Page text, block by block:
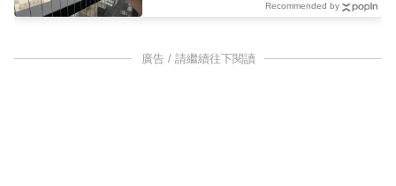
Recommended by
廣告 / 請繼續往下閱讀